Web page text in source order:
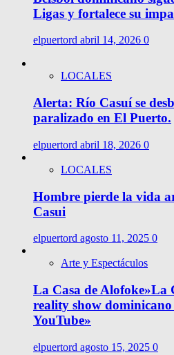
Ligas y fortalece su
elpuertord abril 14, 2026 0
LOCALES
Alerta: Río Casuí se
paralizado en El Puerto.
elpuertord abril 18, 2026 0
LOCALES
Hombre pierde la vida
Casui
elpuertord agosto 11, 2025 0
Arte y Espectáculos
La Casa de Alofoke»La
reality show
YouTube»
elpuertord agosto 15, 2025 0